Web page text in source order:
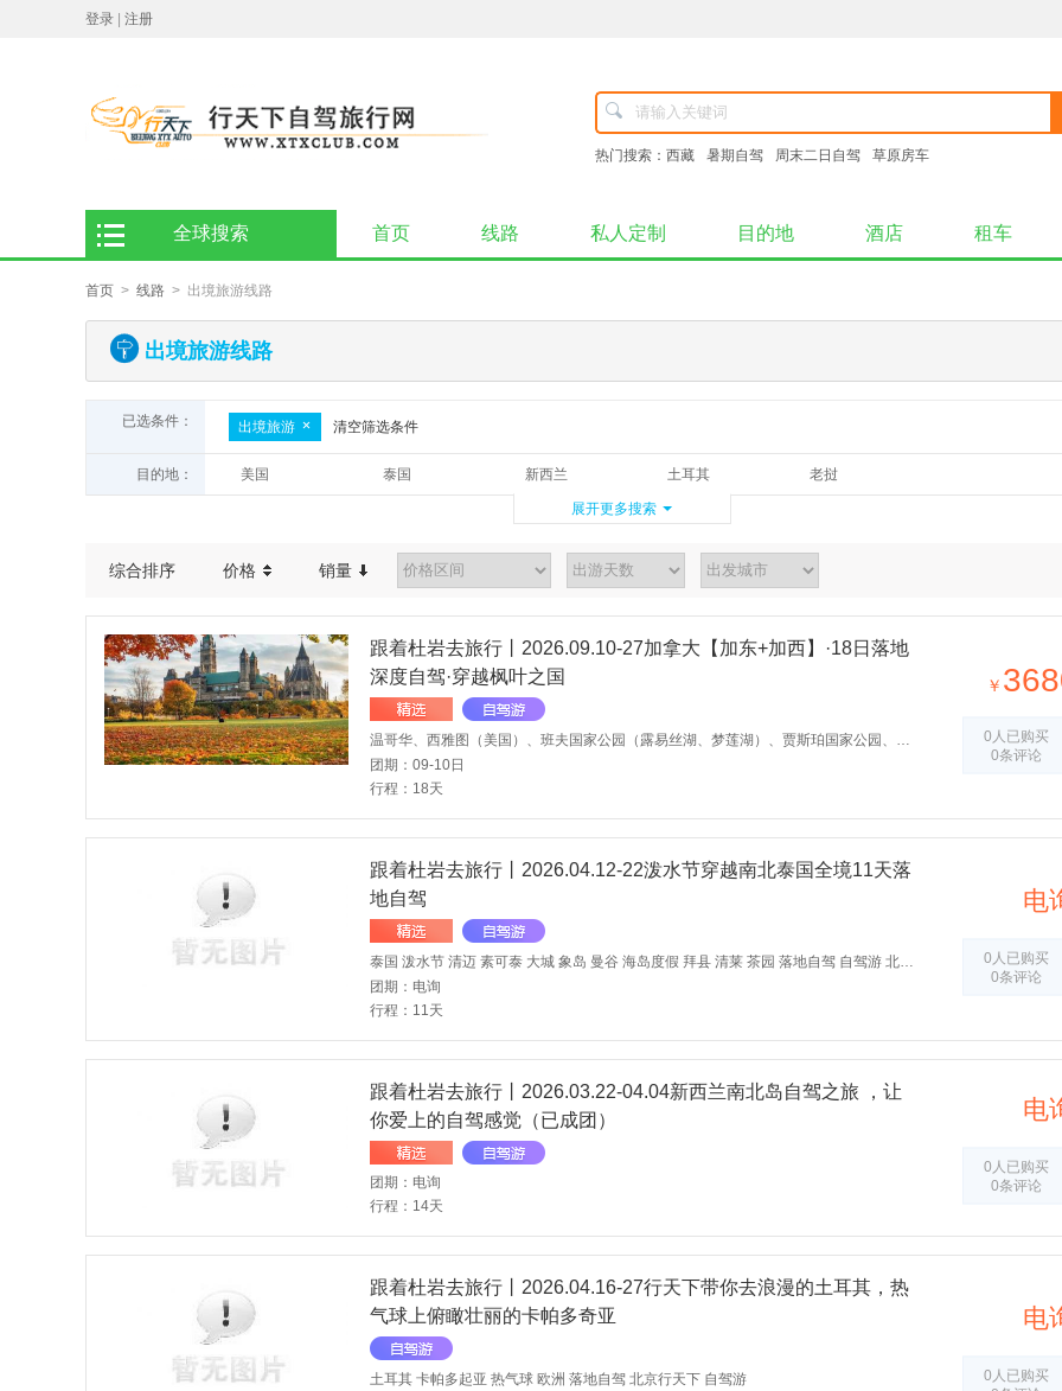
登录 注册
热门搜索： 西藏 暑期自驾 周末二日自驾 草原房车
全球搜索 首页 线路 私人定制 目的地 酒店 租车
首页 > 线路 > 出境旅游线路
出境旅游线路
已选条件： 出境旅游 清空筛选条件
目的地： 美国 泰国 新西兰 土耳其
老挝
展开更多搜索
综合排序 价格 销量
跟着杜岩去旅行丨2026.09.10-27加拿大【加东+加西】·18日落地
深度自驾·穿越枫叶之国
温哥华、西雅图（美国）、班夫国家公园（露易丝湖、梦莲湖）、贾斯珀国家公园、卡尔加里、多伦多、金斯顿、蒙特利尔、魁北克、渥太华、亨茨维尔、尼亚加拉湖边小镇、加拿大、落地自驾、北京行天下、自驾游
团期：09-10日
行程：18天
￥
0人已购买
0条评论
跟着杜岩去旅行丨2026.04.12-22泼水节穿越南北泰国全境11天落
地自驾
泰国 泼水节 清迈 素可泰 大城 象岛 曼谷 海岛度假 拜县 清莱 茶园 落地自驾 自驾游 北京行天下
团期：电询
行程：11天
电
0人已购买
0条评论
跟着杜岩去旅行丨2026.03.22-04.04新西兰南北岛自驾之旅 ，让
你爱上的自驾感觉（已成团）
团期：电询
行程：14天
电
0人已购买
0条评论
跟着杜岩去旅行丨2026.04.16-27行天下带你去浪漫的土耳其，热
气球上俯瞰壮丽的卡帕多奇亚
土耳其 卡帕多起亚 热气球 欧洲 落地自驾 北京行天下 自驾游
电
0人已购买